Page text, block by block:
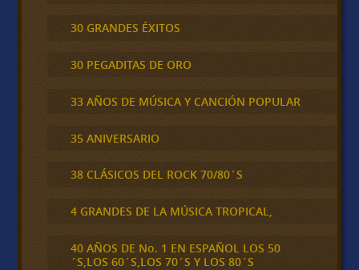
30 GRANDES ÉXITOS
30 PEGADITAS DE ORO
33 AÑOS DE MÚSICA Y CANCIÓN POPULAR
35 ANIVERSARIO
38 CLÁSICOS DEL ROCK 70/80´S
4 GRANDES DE LA MÚSICA TROPICAL,
40 AÑOS DE No. 1 EN ESPAÑOL LOS 50
´S,LOS 60´S,LOS 70´S Y LOS 80´S